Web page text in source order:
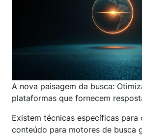
A nova paisagem da busca:
plataformas que fornecem
Existem técnicas específicas para
conteúdo para motores de busca